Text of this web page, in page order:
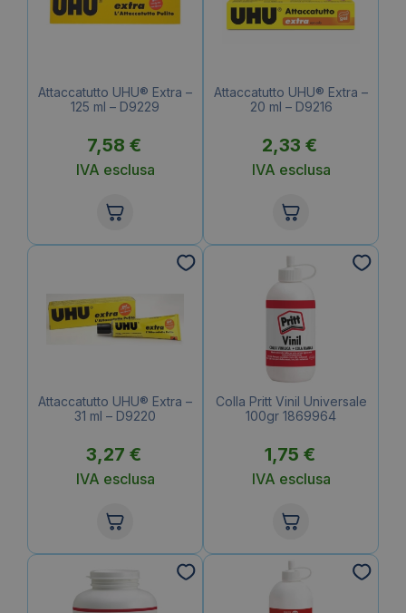
Attaccatutto UHU® Extra –
125 ml – D9229
7,58 €
IVA esclusa
Attaccatutto UHU® Extra –
20 ml – D9216
2,33 €
IVA esclusa
Attaccatutto UHU® Extra –
31 ml – D9220
3,27 €
IVA esclusa
Colla Pritt Vinil Universale
100gr 1869964
1,75 €
IVA esclusa